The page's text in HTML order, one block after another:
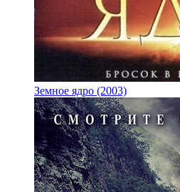
Земное ядро (2003)